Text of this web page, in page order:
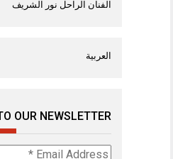
الفنان الراحل نور الشريف
العربية
OUR NEWSLETTER
Email